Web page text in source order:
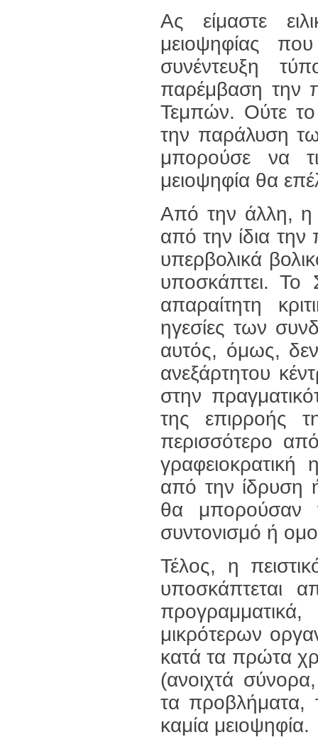
Ας είμαστε
μειοψηφίας
συνέντευξη
παρέμβαση την
Τεμπών. Ούτε το
την παράλυση
μπορούσε να
μειοψηφία θα
Από την άλλη, η
από την ίδια
υπερβολικά
υποσκάπτει. Το
απαραίτητη
ηγεσίες των
αυτός, όμως, δεν
ανεξάρτητου
στην
της επιρροής
περισσότερο
γραφειοκρατική
από την ίδρυση
θα μπορούσαν
συντονισμό ή
Τέλος, η
υποσκάπτεται
μικρότερων
κατά τα πρώτα
(ανοιχτά
τα προβλήματα,
καμία μειοψηφία.